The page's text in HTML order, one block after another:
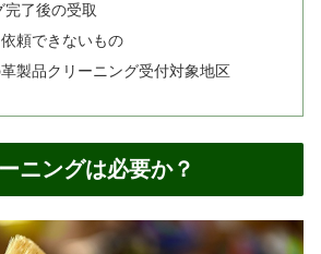
完了後の受取
頼できないもの
製品クリーニング受付対象地区
ニングは必要か？